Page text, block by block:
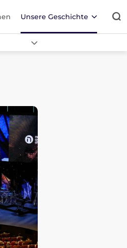
Unsere Geschichte